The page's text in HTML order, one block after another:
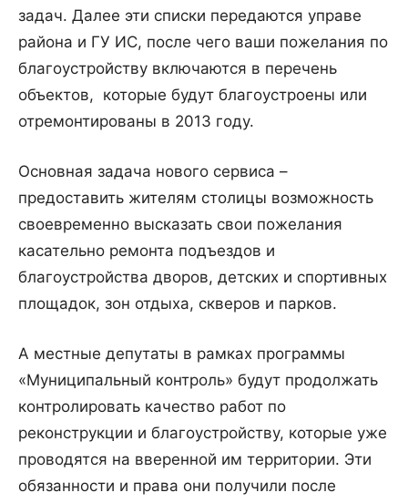
задач. Далее эти списки передаются управе
района и ГУ ИС, после чего ваши пожелания по
благоустройству включаются в перечень
объектов, которые будут благоустроены или
отремонтированы в 2013 году.
Основная задача нового сервиса –
предоставить жителям столицы возможность
своевременно высказать свои пожелания
касательно ремонта подъездов и
благоустройства дворов, детских и спортивных
площадок, зон отдыха, скверов и парков.
А местные депутаты в рамках программы
«Муниципальный контроль» будут продолжать
контролировать качество работ по
реконструкции и благоустройству, которые уже
проводятся на вверенной им территории. Эти
обязанности и права они получили после